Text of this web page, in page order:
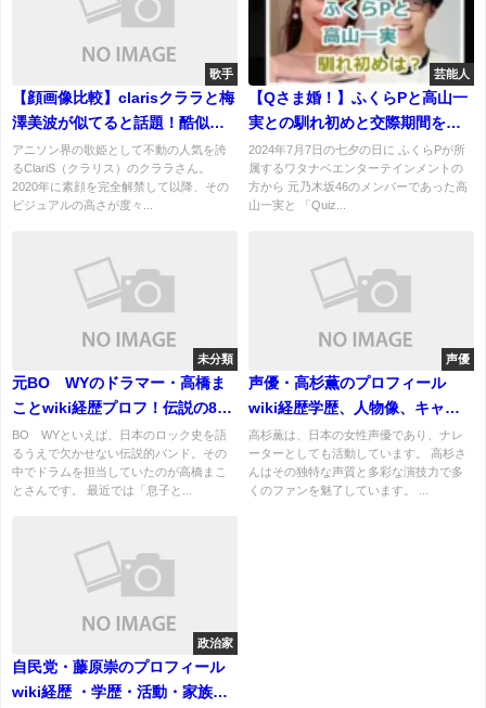
歌手
【顔画像比較】clarisクララと梅
澤美波が似てると話題！酷似す
ぎて双子級
アニソン界の歌姫として不動の人気を誇
るClariS（クラリス）のクララさん。
2020年に素顔を完全解禁して以降、その
ビジュアルの高さが度々...
芸能人
【Qさま婚！】ふくらPと高山一
実との馴れ初めと交際期間を紹
介！
2024年7月7日の七夕の日に ふくらPが所
属するワタナベエンターテインメントの
方から 元乃木坂46のメンバーであった高
山一実と 「Quiz...
未分類
元BOØWYのドラマー・高橋ま
ことwiki経歴プロフ！伝説の8ビ
ートと現在の活動が話題は？
BOØWYといえば、日本のロック史を語
るうえで欠かせない伝説的バンド。その
中でドラムを担当していたのが高橋まこ
とさんです。 最近では「息子と...
声優
声優・高杉薫のプロフィール
wiki経歴学歴、人物像、キャラ
や声の特徴など！結婚報道につ
いても！
高杉薫は、日本の女性声優であり、ナレ
ーターとしても活動しています。 高杉さ
んはその独特な声質と多彩な演技力で多
くのファンを魅了しています。 ...
政治家
自民党・藤原崇のプロフィール
wiki経歴 ・学歴・活動・家族ま